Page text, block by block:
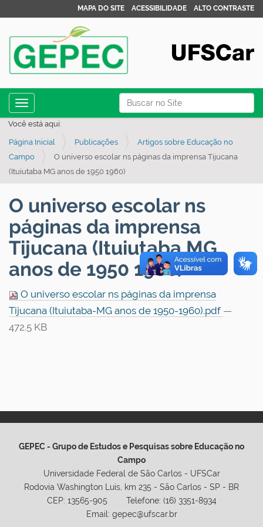
Busca
Busca Avançada…
MAPA DO SITE ACESSIBILIDADE ALTO CONTRASTE
Toggle navigation
Você está aqui:
Página Inicial Publicações
Artigos sobre Educação no
Campo
O universo escolar ns páginas da imprensa Tijucana
(Ituiutaba MG anos de 1950 1960)
O universo escolar ns
páginas da imprensa
Tijucana (Ituiutaba MG
anos de 1950 1960)
O universo escolar ns páginas da imprensa
Tijucana (Ituiutaba-MG anos de 1950-1960).pdf —
472.5 KB
GEPEC - Grupo de Estudos e Pesquisas sobre Educação no
Campo
Universidade Federal de São Carlos - UFSCar
Rodovia Washington Luis, km 235 - São Carlos - SP - BR
CEP: 13565-905 Telefone: (16) 3351-8934
Email: gepec@ufscar.br